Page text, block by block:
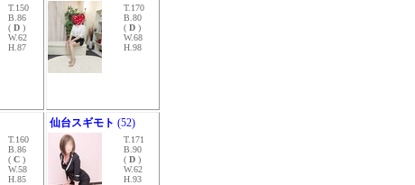
T.150
B.86
( D )
W.62
H.87
T.170
B.80
( D )
W.68
H.98
T.160
B.86
( C )
W.58
H.85
仙台スギモト (52)
T.171
B.90
( D )
W.62
H.93